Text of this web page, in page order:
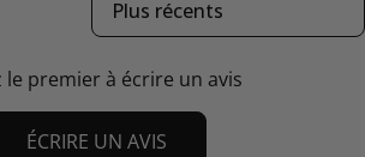
le premier à écrire un avis
ÉCRIRE UN AVIS